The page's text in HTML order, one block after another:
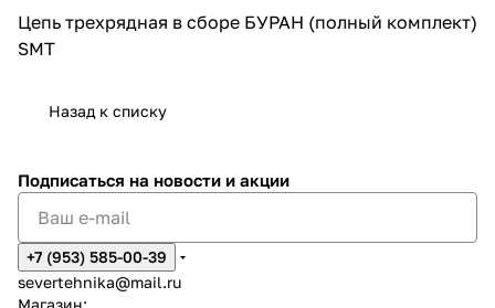
Цепь трехрядная в сборе БУРАН (полный комплект)
SMT
Назад к списку
Подписаться на новости и акции
+7 (953) 585-00-39
severtehnika@mail.ru
Магазин: